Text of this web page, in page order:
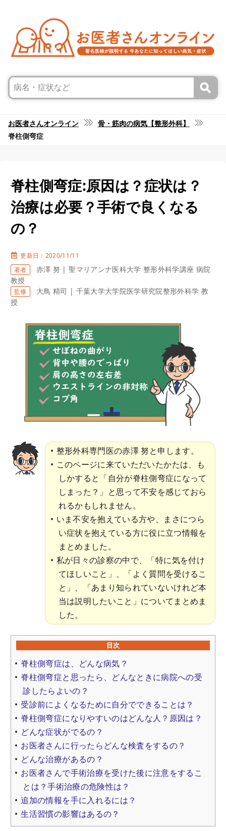
お医者さんオンライン
骨・筋肉の病気【整形外科】
脊柱側弯症
脊柱側弯症:原因は？症状は？
治療は必要？手術で良くなる
の？
更新日：2020/11/11
著者
赤澤 努 | 聖マリアンナ医科大学 整形外科学講座 病院
教授
監修
大鳥 精司 | 千葉大学大学院医学研究院整形外科学 教
授
整形外科専門医の赤澤 努と申します。
このページに来ていただいたかたは、も
しかすると「自分が脊柱側弯症になって
しまった？」と思って不安を感じておら
れるかもしれません。
いま不安を抱えている方や、まさにつら
い症状を抱えている方に役に立つ情報を
まとめました。
私が日々の診察の中で、「特に気を付け
てほしいこと」、「よく質問を受けるこ
と」、「あまり知られていないけれど本
当は説明したいこと」についてまとめま
した。
目次
脊柱側弯症は、どんな病気？
脊柱側弯症と思ったら、どんなときに病院への受
診したらよいの？
受診前によくなるために自分でできることは？
脊柱側弯症になりやすいのはどんな人？原因は？
どんな症状がでるの？
お医者さんに行ったらどんな検査をするの？
どんな治療があるの？
お医者さんで手術治療を受けた後に注意をするこ
とは？手術治療の危険性は？
追加の情報を手に入れるには？
生活習慣の影響はあるの？